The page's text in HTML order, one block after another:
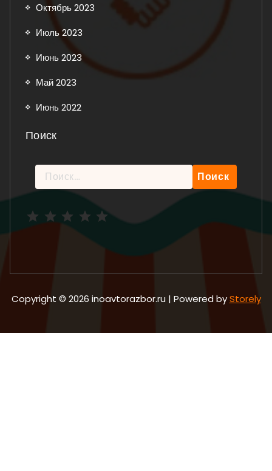
Октябрь 2023
Июль 2023
Июнь 2023
Май 2023
Июнь 2022
Поиск
Найти:
Copyright © 2026 inoavtorazbor.ru | Powered byStorely